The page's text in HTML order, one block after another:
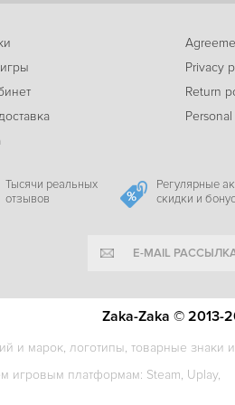
-
Faces of War
-
Privacy
Return
Тысячи реальных
отзывов
Регулярные
скидки и
E-MAIL
и марок, логотипы, товарные знаки и
игровым платформам: Steam, Uplay,
Zaka-Zaka © 2013-